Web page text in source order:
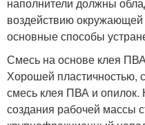
наполнители должны
воздействию
основные способы
Смесь на основе клея
Хорошей пластичностью,
смесь клея ПВА и опилок.
создания рабочей массы